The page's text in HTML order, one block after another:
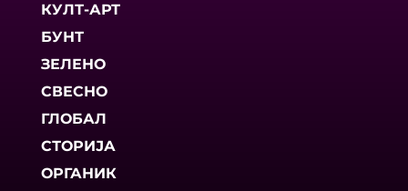
КУЛТ-АРТ
БУНТ
ЗЕЛЕНО
СВЕСНО
ГЛОБАЛ
СТОРИЈА
ОРГАНИК